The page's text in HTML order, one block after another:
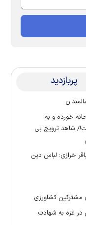
پربازدید
خورده و به
شاهد ترویج بی
خرازی: لباس دین
مشترکین کشاورزی
روز آتش بس در غزه به شهادت